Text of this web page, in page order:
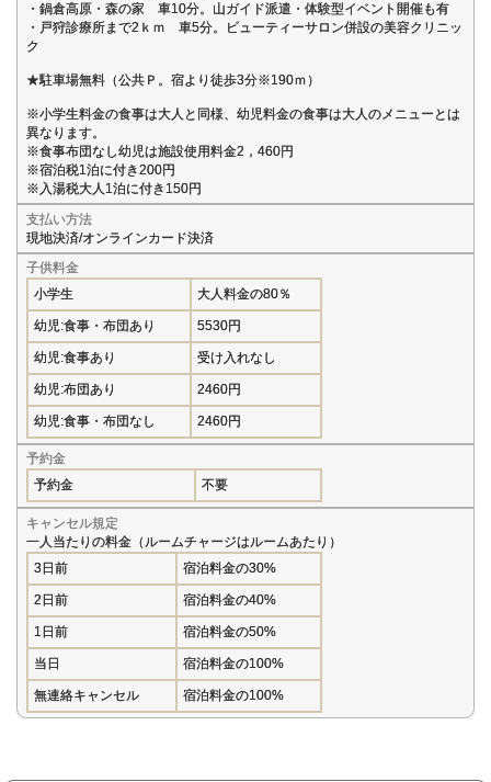
・鍋倉高原・森の家 車10分。山ガイド派遣・体験型イベント開催も有
・戸狩診療所まで2ｋｍ 車5分。ビューティーサロン併設の美容クリニッ
ク
★駐車場無料（公共Ｐ。宿より徒歩3分※190ｍ）
※小学生料金の食事は大人と同様、幼児料金の食事は大人のメニューとは
異なります。
※食事布団なし幼児は施設使用料金2，460円
※宿泊税1泊に付き200円
※入湯税大人1泊に付き150円
支払い方法
現地決済/オンラインカード決済
子供料金
小学生
大人料金の80％
幼児:食事・布団あり 5530円
幼児:食事あり 受け入れなし
幼児:布団あり 2460円
幼児:食事・布団なし 2460円
予約金
予約金
不要
キャンセル規定
一人当たりの料金（ルームチャージはルームあたり）
3日前
宿泊料金の30%
2日前 宿泊料金の40%
1日前 宿泊料金の50%
当日 宿泊料金の100%
無連絡キャンセル 宿泊料金の100%